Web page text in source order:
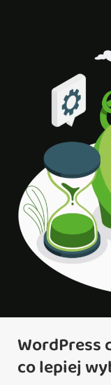
WordPress
co lepiej